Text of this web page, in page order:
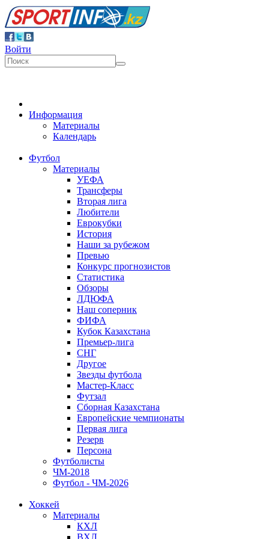
Войти
Информация
Материалы
Календарь
Футбол
Материалы
УЕФА
Трансферы
Вторая лига
Любители
Еврокубки
История
Наши за рубежом
Превью
Конкурс прогнозистов
Статистика
Обзоры
ЛДЮФА
Наш соперник
ФИФА
Кубок Казахстана
Премьер-лига
СНГ
Другое
Звезды футбола
Мастер-Класс
Футзал
Сборная Казахстана
Европейские чемпионаты
Первая лига
Резерв
Персона
Футболисты
ЧМ-2018
Футбол - ЧМ-2026
Хоккей
Материалы
КХЛ
ВХЛ